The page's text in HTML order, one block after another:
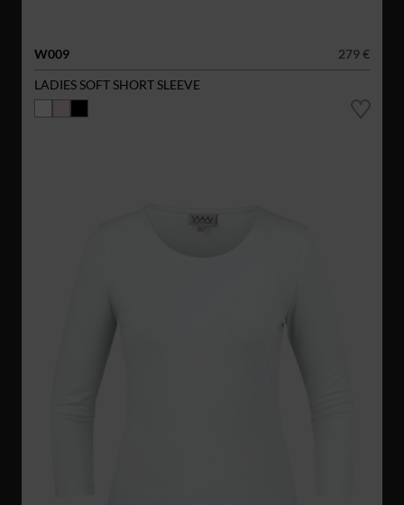
W009
279 €
LADIES SOFT SHORT SLEEVE